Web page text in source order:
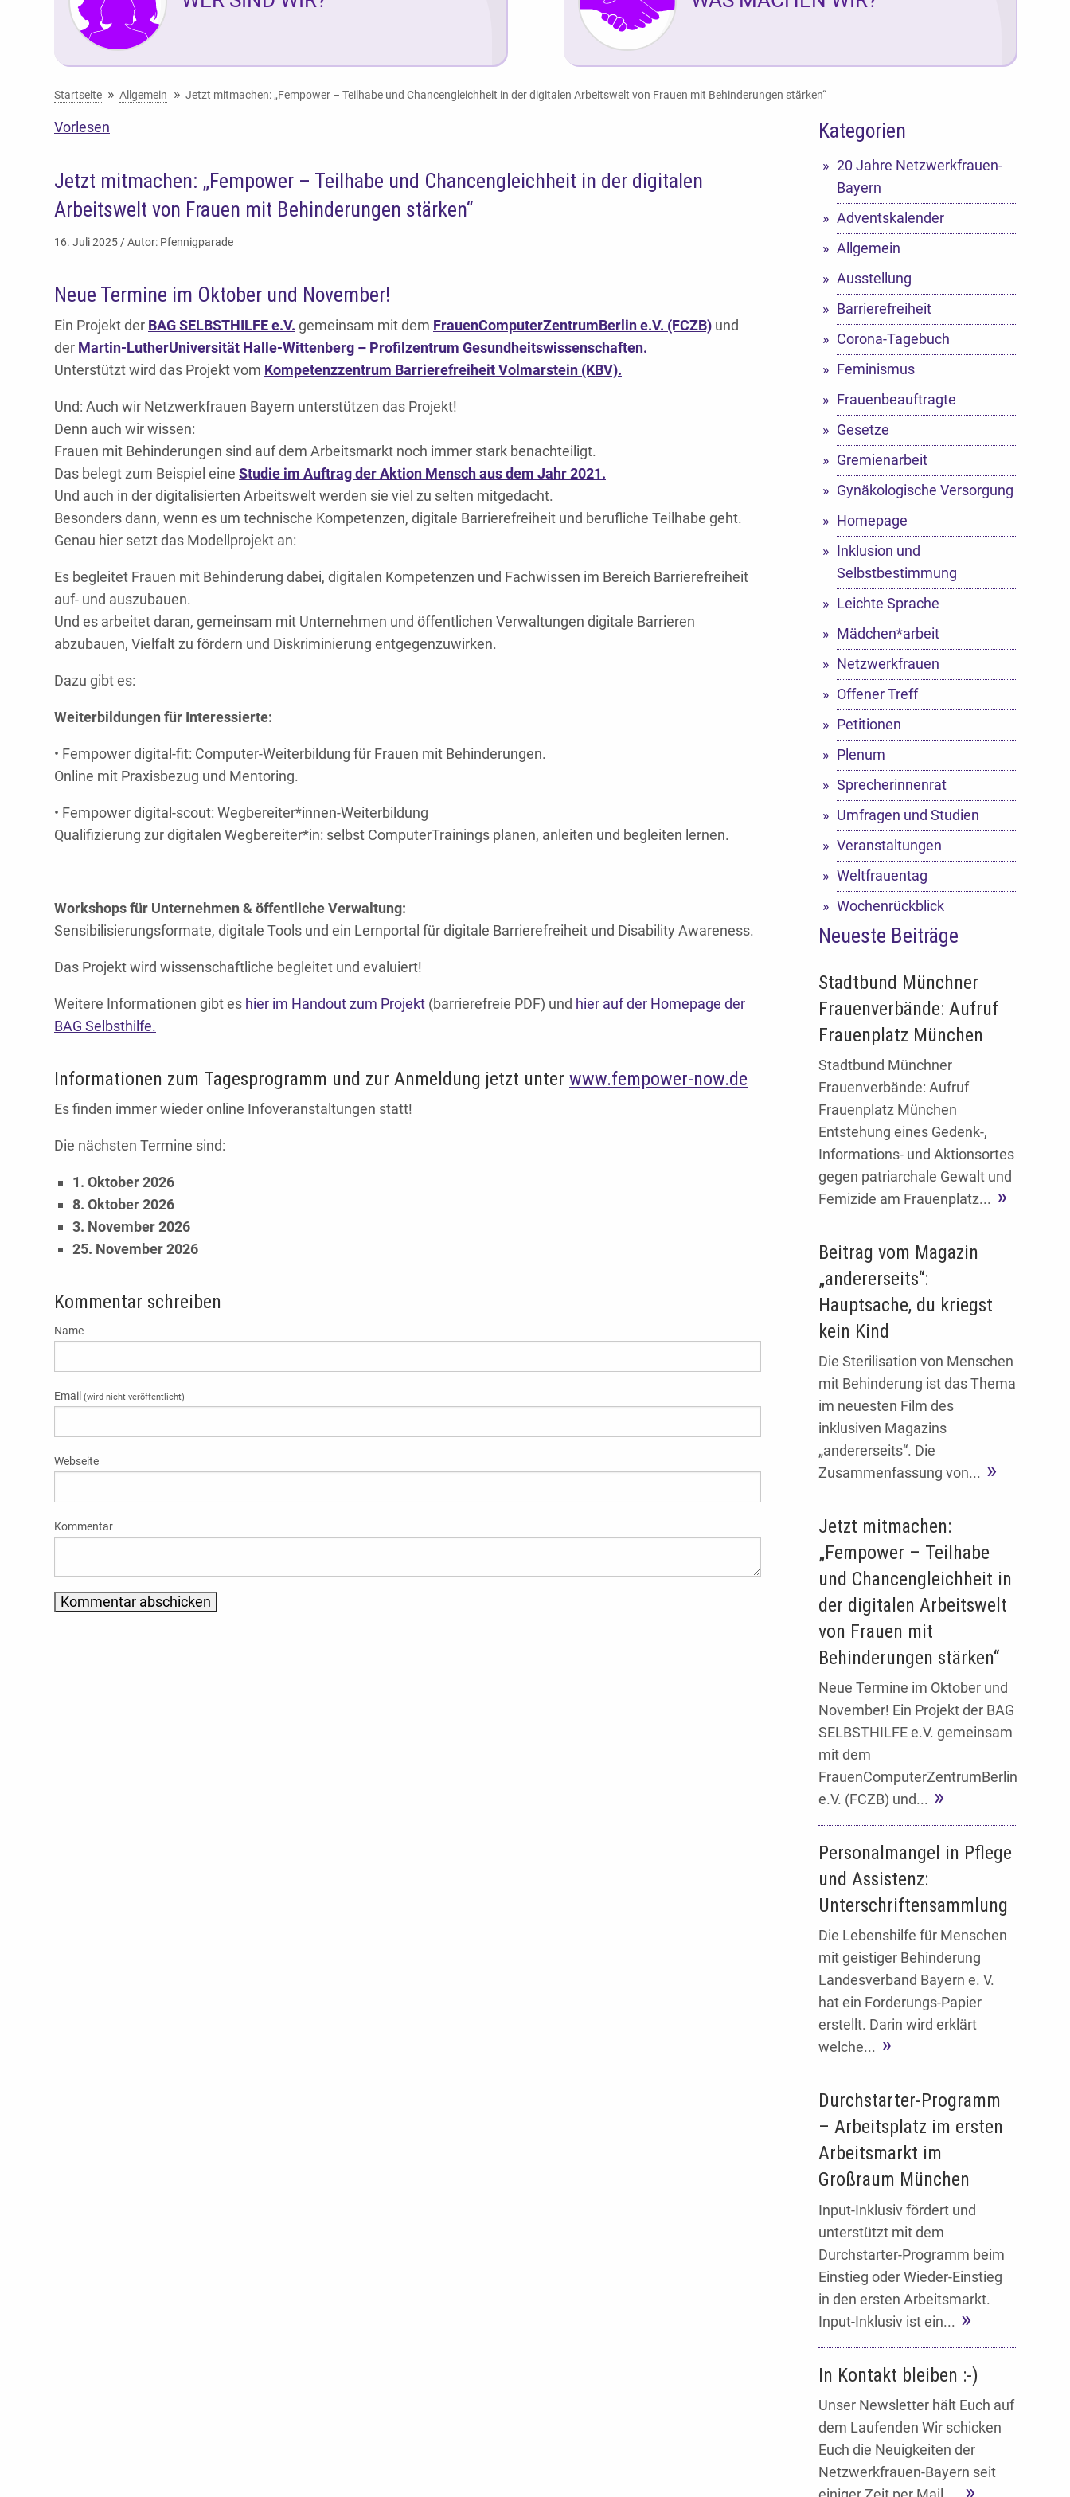
Sie befinden sich hier:
Startseite Allgemein Jetzt mitmachen: „Fempower – Teilhabe und Chancengleichheit in der digitalen Arbeitswelt von Frauen mit Behinderungen stärken“
Vorlesen
Jetzt mitmachen: „Fempower – Teilhabe und Chancengleichheit in der digitalen
Arbeitswelt von Frauen mit Behinderungen stärken“
16. Juli 2025 / Autor: Pfennigparade
Neue Termine im Oktober und November!
Ein Projekt der BAG SELBSTHILFE e.V. gemeinsam mit dem FrauenComputerZentrumBerlin e.V. (FCZB) und
der Martin-LutherUniversität Halle-Wittenberg – Profilzentrum Gesundheitswissenschaften.
Unterstützt wird das Projekt vom Kompetenzzentrum Barrierefreiheit Volmarstein (KBV).
Und: Auch wir Netzwerkfrauen Bayern unterstützen das Projekt!
Denn auch wir wissen:
Frauen mit Behinderungen sind auf dem Arbeitsmarkt noch immer stark benachteiligt.
Das belegt zum Beispiel eine Studie im Auftrag der Aktion Mensch aus dem Jahr 2021.
Und auch in der digitalisierten Arbeitswelt werden sie viel zu selten mitgedacht.
Besonders dann, wenn es um technische Kompetenzen, digitale Barrierefreiheit und berufliche Teilhabe geht.
Genau hier setzt das Modellprojekt an:
Es begleitet Frauen mit Behinderung dabei, digitalen Kompetenzen und Fachwissen im Bereich Barrierefreiheit
auf- und auszubauen.
Und es arbeitet daran, gemeinsam mit Unternehmen und öffentlichen Verwaltungen digitale Barrieren
abzubauen, Vielfalt zu fördern und Diskriminierung entgegenzuwirken.
Dazu gibt es:
Weiterbildungen für Interessierte:
• Fempower digital-fit: Computer-Weiterbildung für Frauen mit Behinderungen.
Online mit Praxisbezug und Mentoring.
• Fempower digital-scout: Wegbereiter*innen-Weiterbildung
Qualifizierung zur digitalen Wegbereiter*in: selbst ComputerTrainings planen, anleiten und begleiten lernen.
Workshops für Unternehmen & öffentliche Verwaltung:
Sensibilisierungsformate, digitale Tools und ein Lernportal für digitale Barrierefreiheit und Disability Awareness.
Das Projekt wird wissenschaftliche begleitet und evaluiert!
Weitere Informationen gibt es hier im Handout zum Projekt (barrierefreie PDF) und hier auf der Homepage der
BAG Selbsthilfe.
Informationen zum Tagesprogramm und zur Anmeldung jetzt unter www.fempower-now.de
Es finden immer wieder online Infoveranstaltungen statt!
Die nächsten Termine sind:
1. Oktober 2026
8. Oktober 2026
3. November 2026
25. November 2026
Kommentar schreiben
Name
Email (wird nicht veröffentlicht)
Webseite
Kommentar
Kategorien
20 Jahre Netzwerkfrauen-
Bayern
Adventskalender
Allgemein
Ausstellung
Barrierefreiheit
Corona-Tagebuch
Feminismus
Frauenbeauftragte
Gesetze
Gremienarbeit
Gynäkologische Versorgung
Homepage
Inklusion und
Selbstbestimmung
Leichte Sprache
Mädchen*arbeit
Netzwerkfrauen
Offener Treff
Petitionen
Plenum
Sprecherinnenrat
Umfragen und Studien
Veranstaltungen
Weltfrauentag
Wochenrückblick
Neueste Beiträge
Stadtbund Münchner
Frauenverbände: Aufruf
Frauenplatz München
Stadtbund Münchner
Frauenverbände: Aufruf
Frauenplatz München
Entstehung eines Gedenk-,
Informations- und Aktionsortes
gegen patriarchale Gewalt und
Femizide am Frauenplatz...
Beitrag vom Magazin
„andererseits“:
Hauptsache, du kriegst
kein Kind
Die Sterilisation von Menschen
mit Behinderung ist das Thema
im neuesten Film des
inklusiven Magazins
„andererseits“. Die
Zusammenfassung von...
Jetzt mitmachen:
„Fempower – Teilhabe
und Chancengleichheit in
der digitalen Arbeitswelt
von Frauen mit
Behinderungen stärken“
Neue Termine im Oktober und
November! Ein Projekt der BAG
SELBSTHILFE e.V. gemeinsam
mit dem
FrauenComputerZentrumBerlin
e.V. (FCZB) und...
Personalmangel in Pflege
und Assistenz:
Unterschriftensammlung
Die Lebenshilfe für Menschen
mit geistiger Behinderung
Landesverband Bayern e. V.
hat ein Forderungs-Papier
erstellt. Darin wird erklärt
welche...
Durchstarter-Programm
– Arbeitsplatz im ersten
Arbeitsmarkt im
Großraum München
Input-Inklusiv fördert und
unterstützt mit dem
Durchstarter-Programm beim
Einstieg oder Wieder-Einstieg
in den ersten Arbeitsmarkt.
Input-Inklusiv ist ein...
In Kontakt bleiben :-)
Unser Newsletter hält Euch auf
dem Laufenden Wir schicken
Euch die Neuigkeiten der
Netzwerkfrauen-Bayern seit